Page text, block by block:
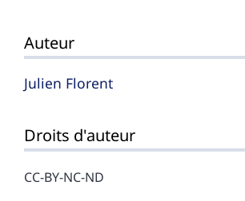
Auteur
Julien Florent
Droits d'auteur
CC-BY-NC-ND